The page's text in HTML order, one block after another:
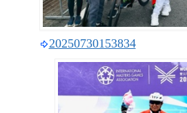
20250730153834